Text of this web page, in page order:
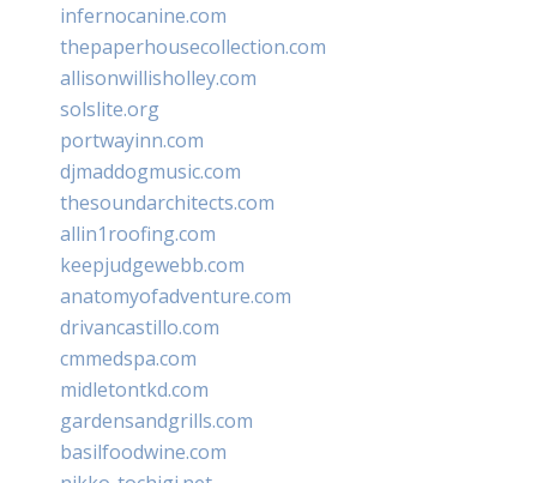
infernocanine.com
thepaperhousecollection.com
allisonwillisholley.com
solslite.org
portwayinn.com
djmaddogmusic.com
thesoundarchitects.com
allin1roofing.com
keepjudgewebb.com
anatomyofadventure.com
drivancastillo.com
cmmedspa.com
midletontkd.com
gardensandgrills.com
basilfoodwine.com